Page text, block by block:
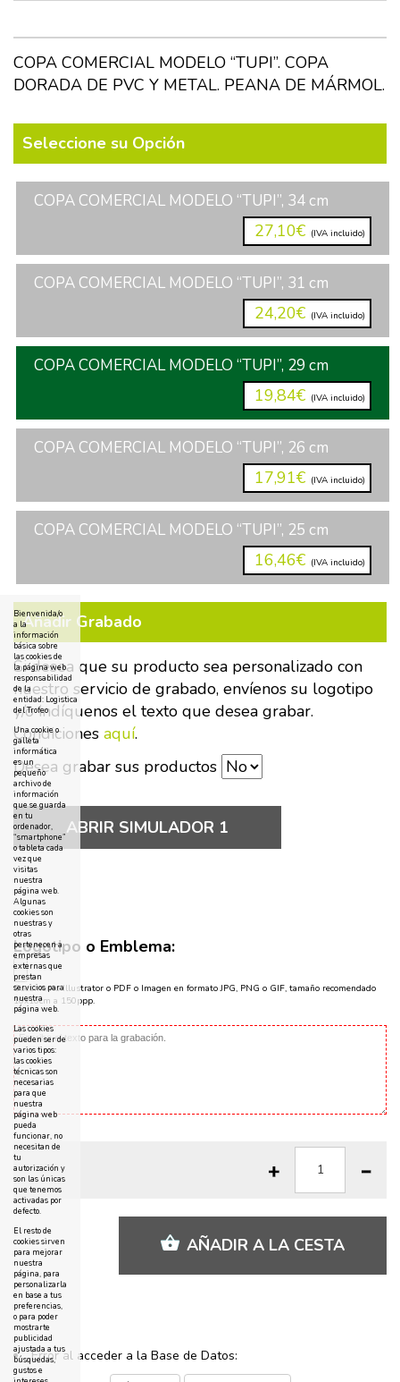
COPA COMERCIAL MODELO “TUPI”. COPA
DORADA DE PVC Y METAL. PEANA DE MÁRMOL.
Seleccione su Opción
COPA COMERCIAL MODELO “TUPI”, 34 cm
27,10€ (IVA incluido)
COPA COMERCIAL MODELO “TUPI”, 31 cm
24,20€ (IVA incluido)
COPA COMERCIAL MODELO “TUPI”, 29 cm
19,84€ (IVA incluido)
COPA COMERCIAL MODELO “TUPI”, 26 cm
17,91€ (IVA incluido)
COPA COMERCIAL MODELO “TUPI”, 25 cm
16,46€ (IVA incluido)
Añadir Grabado
Si desea que su producto sea personalizado con
nuestro servicio de grabado, envíenos su logotipo
y/o indíquenos el texto que desea grabar.
Condiciones aquí.
Desea grabar sus productos
ABRIR SIMULADOR 1
Logotipo o Emblema:
Documento Illustrator o PDF o Imagen en formato JPG, PNG o GIF, tamaño recomendado
10x10cm a 150ppp.
AÑADIR A LA CESTA
Error al acceder a la Base de Datos:
Bienvenida/o
a la
información
básica sobre
las cookies de
la página web
responsabilidad
de la
entidad: Logistica
del Trofeo
Una cookie o
galleta
informática
es un
pequeño
archivo de
información
que se guarda
en tu
ordenador,
“smartphone”
o tableta cada
vez que
visitas
nuestra
página web.
Algunas
cookies son
nuestras y
otras
pertenecen a
empresas
externas que
prestan
servicios para
nuestra
página web.
Las cookies
pueden ser de
varios tipos:
las cookies
técnicas son
necesarias
para que
nuestra
página web
pueda
funcionar, no
necesitan de
tu
autorización y
son las únicas
que tenemos
activadas por
defecto.
El resto de
cookies sirven
para mejorar
nuestra
página, para
personalizarla
en base a tus
preferencias,
o para poder
mostrarte
publicidad
ajustada a tus
búsquedas,
gustos e